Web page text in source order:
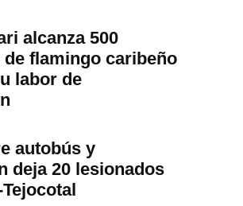
alcanza 500
flamingo caribeño
labor de
autobús y
deja 20 lesionados